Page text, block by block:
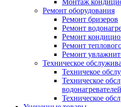
Монтаж
Ремонт оборудования
Ремонт бризеров
Ремонт
Ремонт
Ремонт
Ремонт
Техническое
Техничекое
Техническое
водонагревателей
Техническое